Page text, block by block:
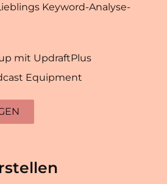
Keyword-Analyse-
mit UpdraftPlus
Equipment